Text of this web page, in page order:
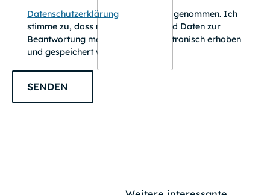
Datenschutzerklärung zur Kenntnis genommen. Ich
stimme zu, dass meine Angaben und Daten zur
Beantwortung meiner Anfrage elektronisch erhoben
und gespeichert werden.
SENDEN